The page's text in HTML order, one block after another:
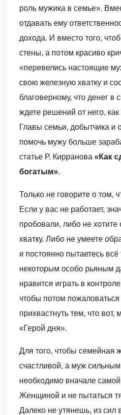
роль мужика в семье».
отдавать ему
дохода. И вместо того,
стены, а потом красиво
«перевелись настоящие
свою железную хватку и
благоверному, что денег в
ждете решений от него,
Главы семьи, добытчика и
помочь мужу больше
статье Р. Кирранова «Как
богатым».
Только не говорите о том,
Если у вас не работает,
пробовали, либо не хотите
хватку. Либо не умеете
и постоянно пытаетесь всё
некоторым особо рьяным
нравится играть в
чтобы потом пожаловаться
прихвастнуть тем, что вот,
«Герой дня».
Для того, чтобы семейная
счастливой, а муж
необходимо вначале
Женщиной и не пытаться
Далеко не утянешь, из сил